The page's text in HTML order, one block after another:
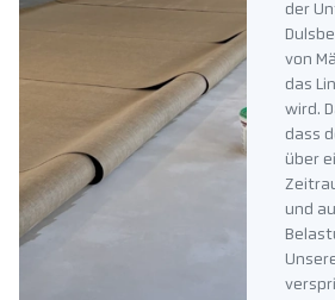
der
von
das
wird.
dass
über
und